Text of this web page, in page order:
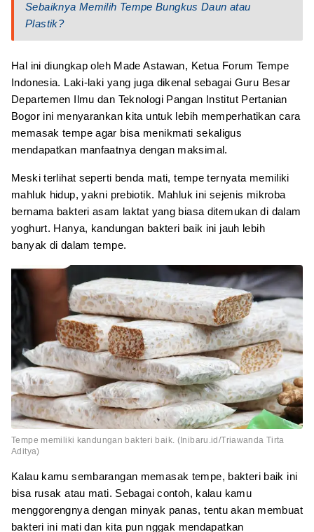
Sebaiknya Memilih Tempe Bungkus Daun atau
Plastik?
Hal ini diungkap oleh Made Astawan, Ketua Forum Tempe
Indonesia. Laki-laki yang juga dikenal sebagai Guru Besar
Departemen Ilmu dan Teknologi Pangan Institut Pertanian
Bogor ini menyarankan kita untuk lebih memperhatikan cara
memasak tempe agar bisa menikmati sekaligus
mendapatkan manfaatnya dengan maksimal.
Meski terlihat seperti benda mati, tempe ternyata memiliki
mahluk hidup, yakni prebiotik. Mahluk ini sejenis mikroba
bernama bakteri asam laktat yang biasa ditemukan di dalam
yoghurt. Hanya, kandungan bakteri baik ini jauh lebih
banyak di dalam tempe.
Tempe memiliki kandungan bakteri baik. (Inibaru.id/Triawanda Tirta
Aditya)
Kalau kamu sembarangan memasak tempe, bakteri baik ini
bisa rusak atau mati. Sebagai contoh, kalau kamu
menggorengnya dengan minyak panas, tentu akan membuat
bakteri ini mati dan kita pun nggak mendapatkan